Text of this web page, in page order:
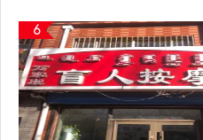
6